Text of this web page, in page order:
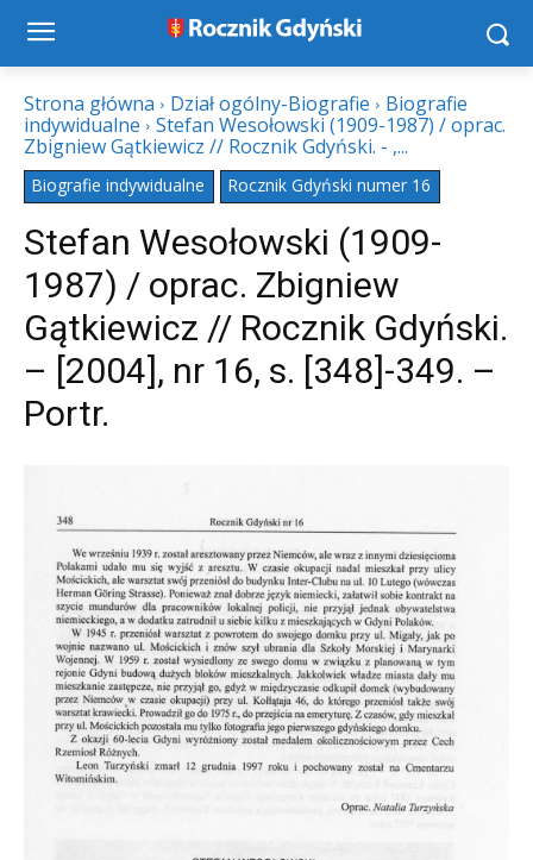
Strona główna Dział ogólny-Biografie
Biografie
indywidualne
Stefan Wesołowski (1909-1987) / oprac.
Zbigniew Gątkiewicz // Rocznik Gdyński. - ,...
Biografie indywidualne Rocznik Gdyński numer 16
Stefan Wesołowski (1909-
1987) / oprac. Zbigniew
Gątkiewicz // Rocznik Gdyński.
– [2004], nr 16, s. [348]-349. –
Portr.